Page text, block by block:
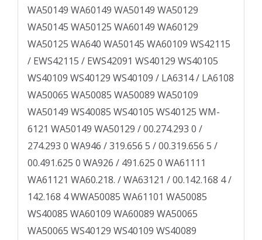
WA50149 WA60149 WA50149 WA50129
WA50145 WA50125 WA60149 WA60129
WA50125 WA640 WA50145 WA60109 WS42115
/ EWS42115 / EWS42091 WS40129 WS40105
WS40109 WS40129 WS40109 / LA6314 / LA6108
WA50065 WA50085 WA50089 WA50109
WA50149 WS40085 WS40105 WS40125 WM­
6121 WA50149 WA50129 / 00.274.293 0 /
274.293 0 WA946 / 319.656 5 / 00.319.656 5 /
00.491.625 0 WA926 / 491.625 0 WA61111
WA61121 WA60.218. / WA63121 / 00.142.168 4 /
142.168 4 WWA50085 WA61101 WA50085
WS40085 WA60109 WA60089 WA50065
WA50065 WS40129 WS40109 WS40089